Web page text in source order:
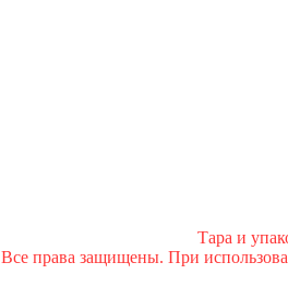
Тара и
Все права защищены. При